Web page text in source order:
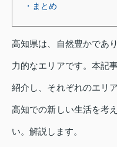
・まとめ
高知県は、自然豊かであ
力的なエリアです。本記
紹介し、それぞれのエリ
高知での新しい生活を考
い。解説します。